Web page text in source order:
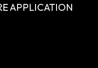
APPLICATION